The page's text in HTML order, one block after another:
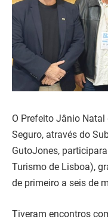
O Prefeito Jânio Natal
Seguro, através do
GutoJones,
Turismo de Lisboa),
de primeiro a seis de
Tiveram encontros